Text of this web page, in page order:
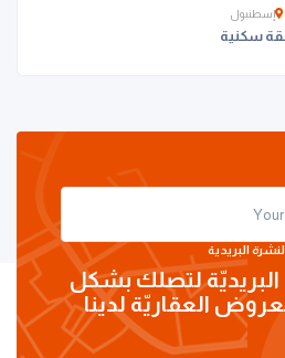
إسطنبول
سكنية
البريدية
البريديّة لتصلك بشكل
العقاريّة لدينا